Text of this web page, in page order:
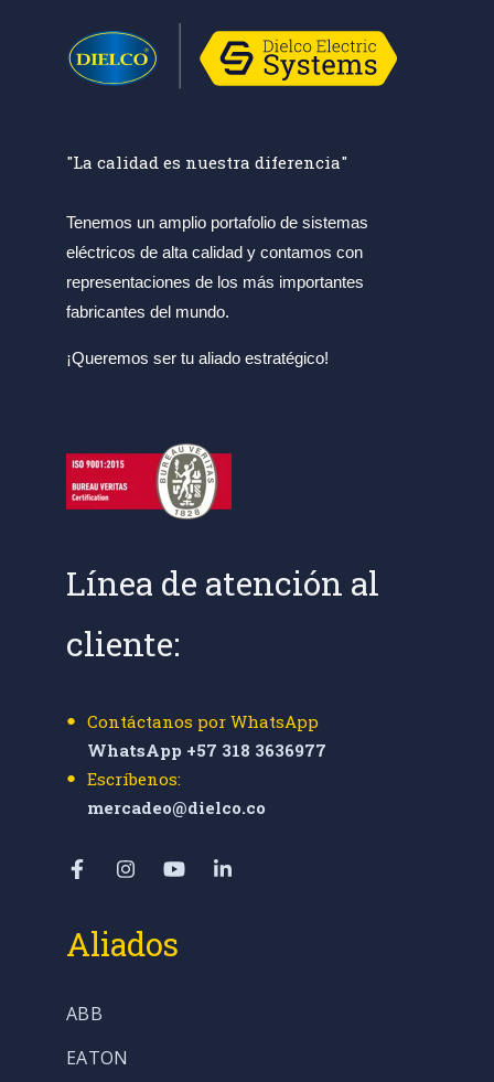
"La calidad es nuestra diferencia"
Tenemos un amplio portafolio de sistemas
eléctricos de alta calidad y contamos con
representaciones de los más importantes
fabricantes del mundo.
¡Queremos ser tu aliado estratégico!
Línea de atención al
cliente:
Contáctanos por WhatsApp
WhatsApp +57 318 3636977
Escríbenos:
mercadeo@dielco.co
Aliados
ABB
EATON